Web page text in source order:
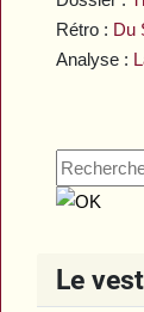
Rétro : Du
Analyse :
Le